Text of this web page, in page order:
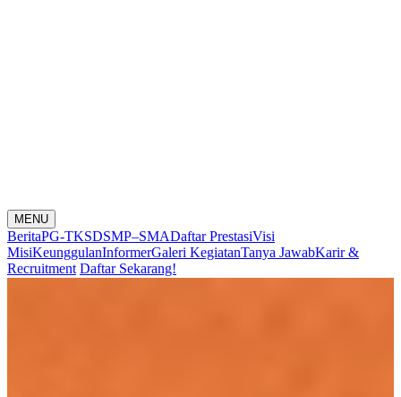
MENU
BeritaPG-TKSDSMP–SMADaftar PrestasiVisi
MisiKeunggulanInformerGaleri KegiatanTanya JawabKarir &
Recruitment Daftar Sekarang!